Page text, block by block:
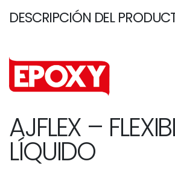
DESCRIPCIÓN DEL
AJFLEX –
LÍQUIDO